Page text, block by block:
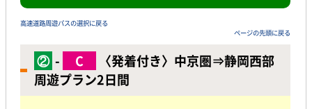
高速道路周遊パスの選択に戻る
ページの先頭に戻る
② - C
〈発着付き〉中京圏⇒静岡西部
周遊プラン2日間